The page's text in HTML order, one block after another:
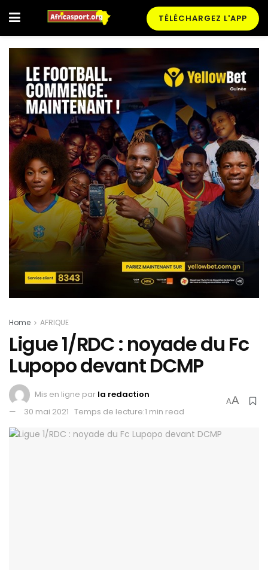
TÉLÉCHARGEZ L'APP
Home AFRIQUE
Ligue 1/RDC : noyade du Fc
Lupopo devant DCMP
Mis en ligne par la redaction
30 mai 2021 Temps de lecture:1 min read
AA